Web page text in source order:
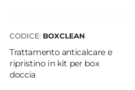
CODICE: BOXCLEAN
Trattamento anticalcare e
ripristino in kit per box
doccia